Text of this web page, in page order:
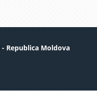
Republica Moldova